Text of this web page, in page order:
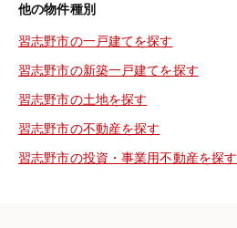
他の物件種別
習志野市の一戸建てを探す
習志野市の新築一戸建てを探す
習志野市の土地を探す
習志野市の不動産を探す
習志野市の投資・事業用不動産を探す